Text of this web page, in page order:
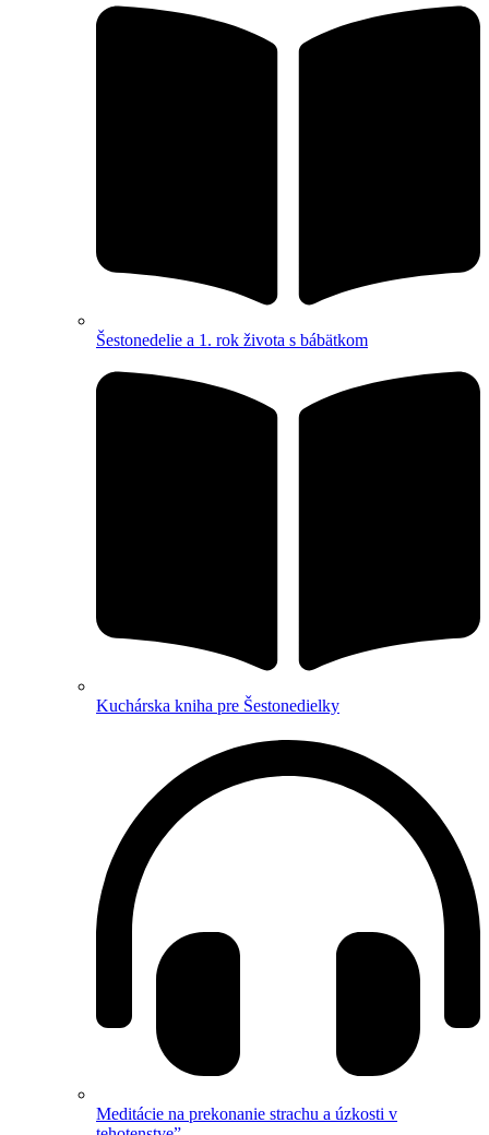
Šestonedelie a 1. rok života s bábätkom
Kuchárska kniha pre Šestonedielky
Meditácie na prekonanie strachu a úzkosti v